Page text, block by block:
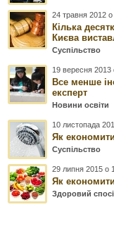
24 травня 2012
Кілька
Києва
Суспільство
19 вересня 2013
Все менше
експерт
Новини освіти
10 листопада
Як
Суспільство
29 липня 2015 о
Як
Здоровий